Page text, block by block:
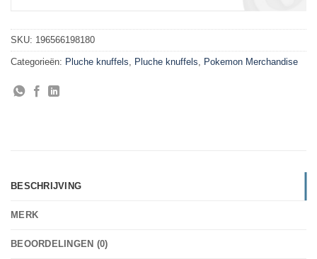
SKU: 196566198180
Categorieën: Pluche knuffels, Pluche knuffels, Pokemon Merchandise
BESCHRIJVING
MERK
BEOORDELINGEN (0)